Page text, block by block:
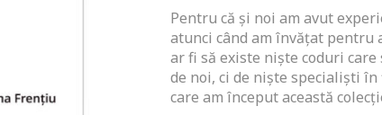
Pentru că și noi am avut
atunci când am învățat pentru
ar fi să existe niște coduri
de noi, ci de niște specialiști în
care am început această